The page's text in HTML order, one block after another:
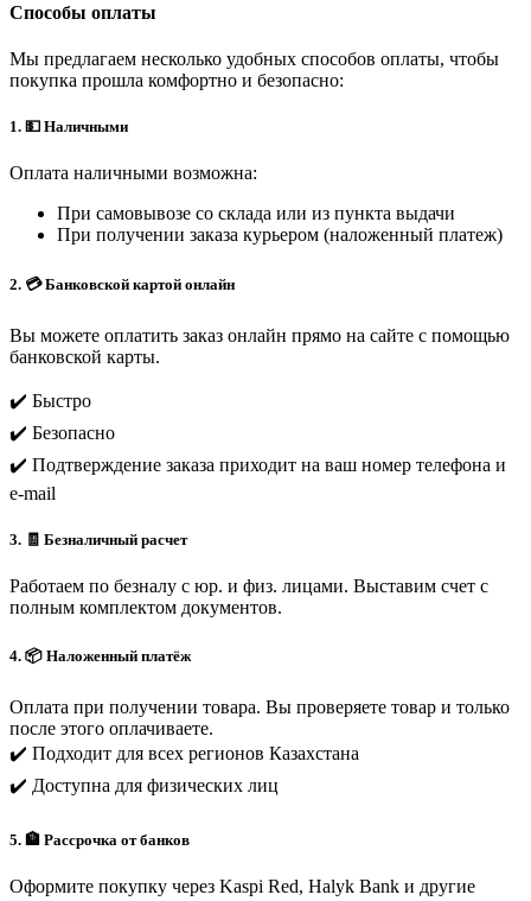
Способы оплаты
Мы предлагаем несколько удобных способов оплаты, чтобы
покупка прошла комфортно и безопасно:
1. 💵 Наличными
Оплата наличными возможна:
При самовывозе со склада или из пункта выдачи
При получении заказа курьером (наложенный платеж)
2. 💳 Банковской картой онлайн
Вы можете оплатить заказ онлайн прямо на сайте с помощью
банковской карты.
✔️ Быстро
✔️ Безопасно
✔️ Подтверждение заказа приходит на ваш номер телефона и
e-mail
3. 🧾 Безналичный расчет
Работаем по безналу с юр. и физ. лицами. Выставим счет с
полным комплектом документов.
4. 📦 Наложенный платёж
Оплата при получении товара. Вы проверяете товар и только
после этого оплачиваете.
✔️ Подходит для всех регионов Казахстана
✔️ Доступна для физических лиц
5. 🏦 Рассрочка от банков
Оформите покупку через Kaspi Red, Halyk Bank и другие